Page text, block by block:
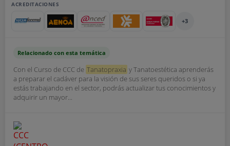
ACREDITACIONES
+3
Relacionado con esta temática
Con el Curso de CCC de Tanatopraxia y Tanatoestética aprenderás
a preparar el cadáver para la visión de sus seres queridos o si ya
estás trabajando en el sector, podrás actualizar tus conocimientos y
adquirir un mayor...